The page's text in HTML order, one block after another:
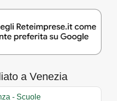
a Venezia
- Scuole